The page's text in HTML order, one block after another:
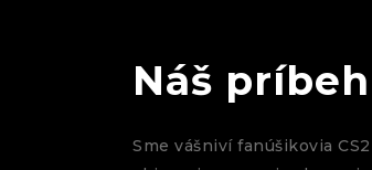
Náš príbeh
Sme vášniví fanúšikovia